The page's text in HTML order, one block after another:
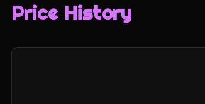
Price History